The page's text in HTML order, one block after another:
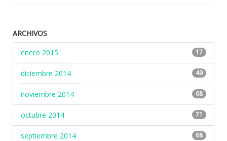
ARCHIVOS
enero 2015
17
diciembre 2014 49
noviembre 2014 68
octubre 2014 71
septiembre 2014 68